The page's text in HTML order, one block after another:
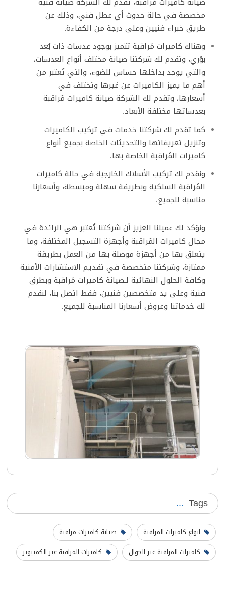
مخصصة في حالة حدوث أي عطل فني، وذلك عن
طريق خبراء فنيين وعلى درجة من الكفاءة.
وهناك كاميرات مُراقبة تتميز بوجود عدسات ذات بُعد
بؤري، وتقدم لك شركتنا صيانة مختلف أنواع العدسات،
والتي يوجد بداخلها حساس للضوء، والتي تُعتبر من
أهم ما يميز الكاميرات عن غيرها وتختلف في
أسعارها، وتقدم لك الشركة صيانة كاميرات مُراقبة
بعدساتها مختلفة الأبعاد.
كما تقدم لك شركتنا خدمات في تركيب الكاميرات
وتنزيل تعريفاتها والتحديثات الخاصة بجميع أنواع
كاميرات المُراقبة الخاصة بها.
ونقدم لك تركيب الأسلاك الخارجية في حالة كاميرات
المُراقبة السلكية وبطريقة سهلة ومبسطة، وأسعارنا
مناسبة للجميع.
ونؤكد لك عميلنا العزيز أن شركتنا تُعتبر هي الرائدة في
مجال كاميرات المُراقبة وأجهزة التسجيل المختلفة، وما
يتعلق بها من أجهزة موصلة بها من العمل بطريقة
ممتازة، وشركتنا متخصصة في تقديم الاستشارات الأمنية
وكافة الحلول النهائية لـصيانة كاميرات مُراقبة وبطرق
فنية وعلى يد متخصصين فنيين، فقط اتصل بنا، لنقدم
لك خدماتنا وعروض أسعارنا المناسبة للجميع.
Tags
انواع كاميرات المراقبة
صيانة كاميرات مراقبة
كاميرات المراقبة عبر الجوال
كاميرات المراقبة عبر الكمبيوتر